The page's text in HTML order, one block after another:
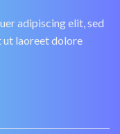
adipiscing elit, sed
ut laoreet dolore